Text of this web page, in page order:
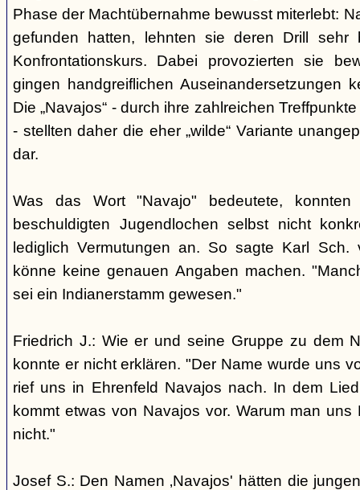
Phase der Machtübernahme bewusst miterlebt:
gefunden hatten, lehnten sie deren Drill
Konfrontationskurs. Dabei provozierten sie
gingen handgreiflichen Auseinandersetzungen
Die „Navajos“ - durch ihre zahlreichen
- stellten daher die eher „wilde“ Variante
dar.
Was das Wort "Navajo" bedeutete, konnten
beschuldigten Jugendlochen selbst nicht
lediglich Vermutungen an. So sagte Karl
könne keine genauen Angaben machen.
sei ein Indianerstamm gewesen."
Friedrich J.: Wie er und seine Gruppe zu dem
konnte er nicht erklären. "Der Name wurde uns
rief uns in Ehrenfeld Navajos nach. In dem
kommt etwas von Navajos vor. Warum man
nicht."
Josef S.: Den Namen ‚Navajos' hätten die